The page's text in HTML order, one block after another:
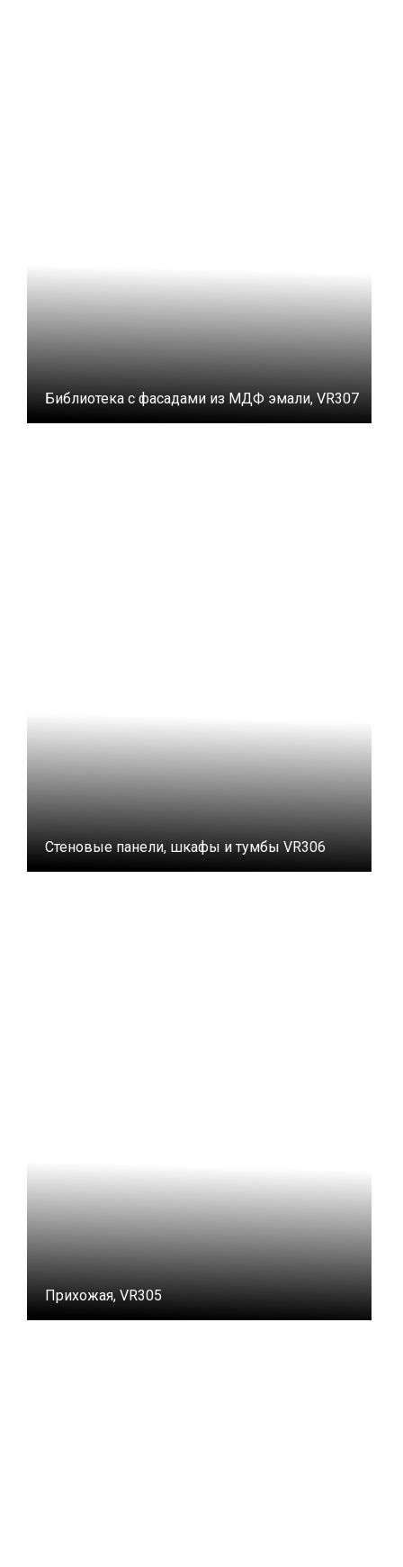
Библиотека с фасадами из МДФ эмали, VR307
Стеновые панели, шкафы и тумбы VR306
Прихожая, VR305